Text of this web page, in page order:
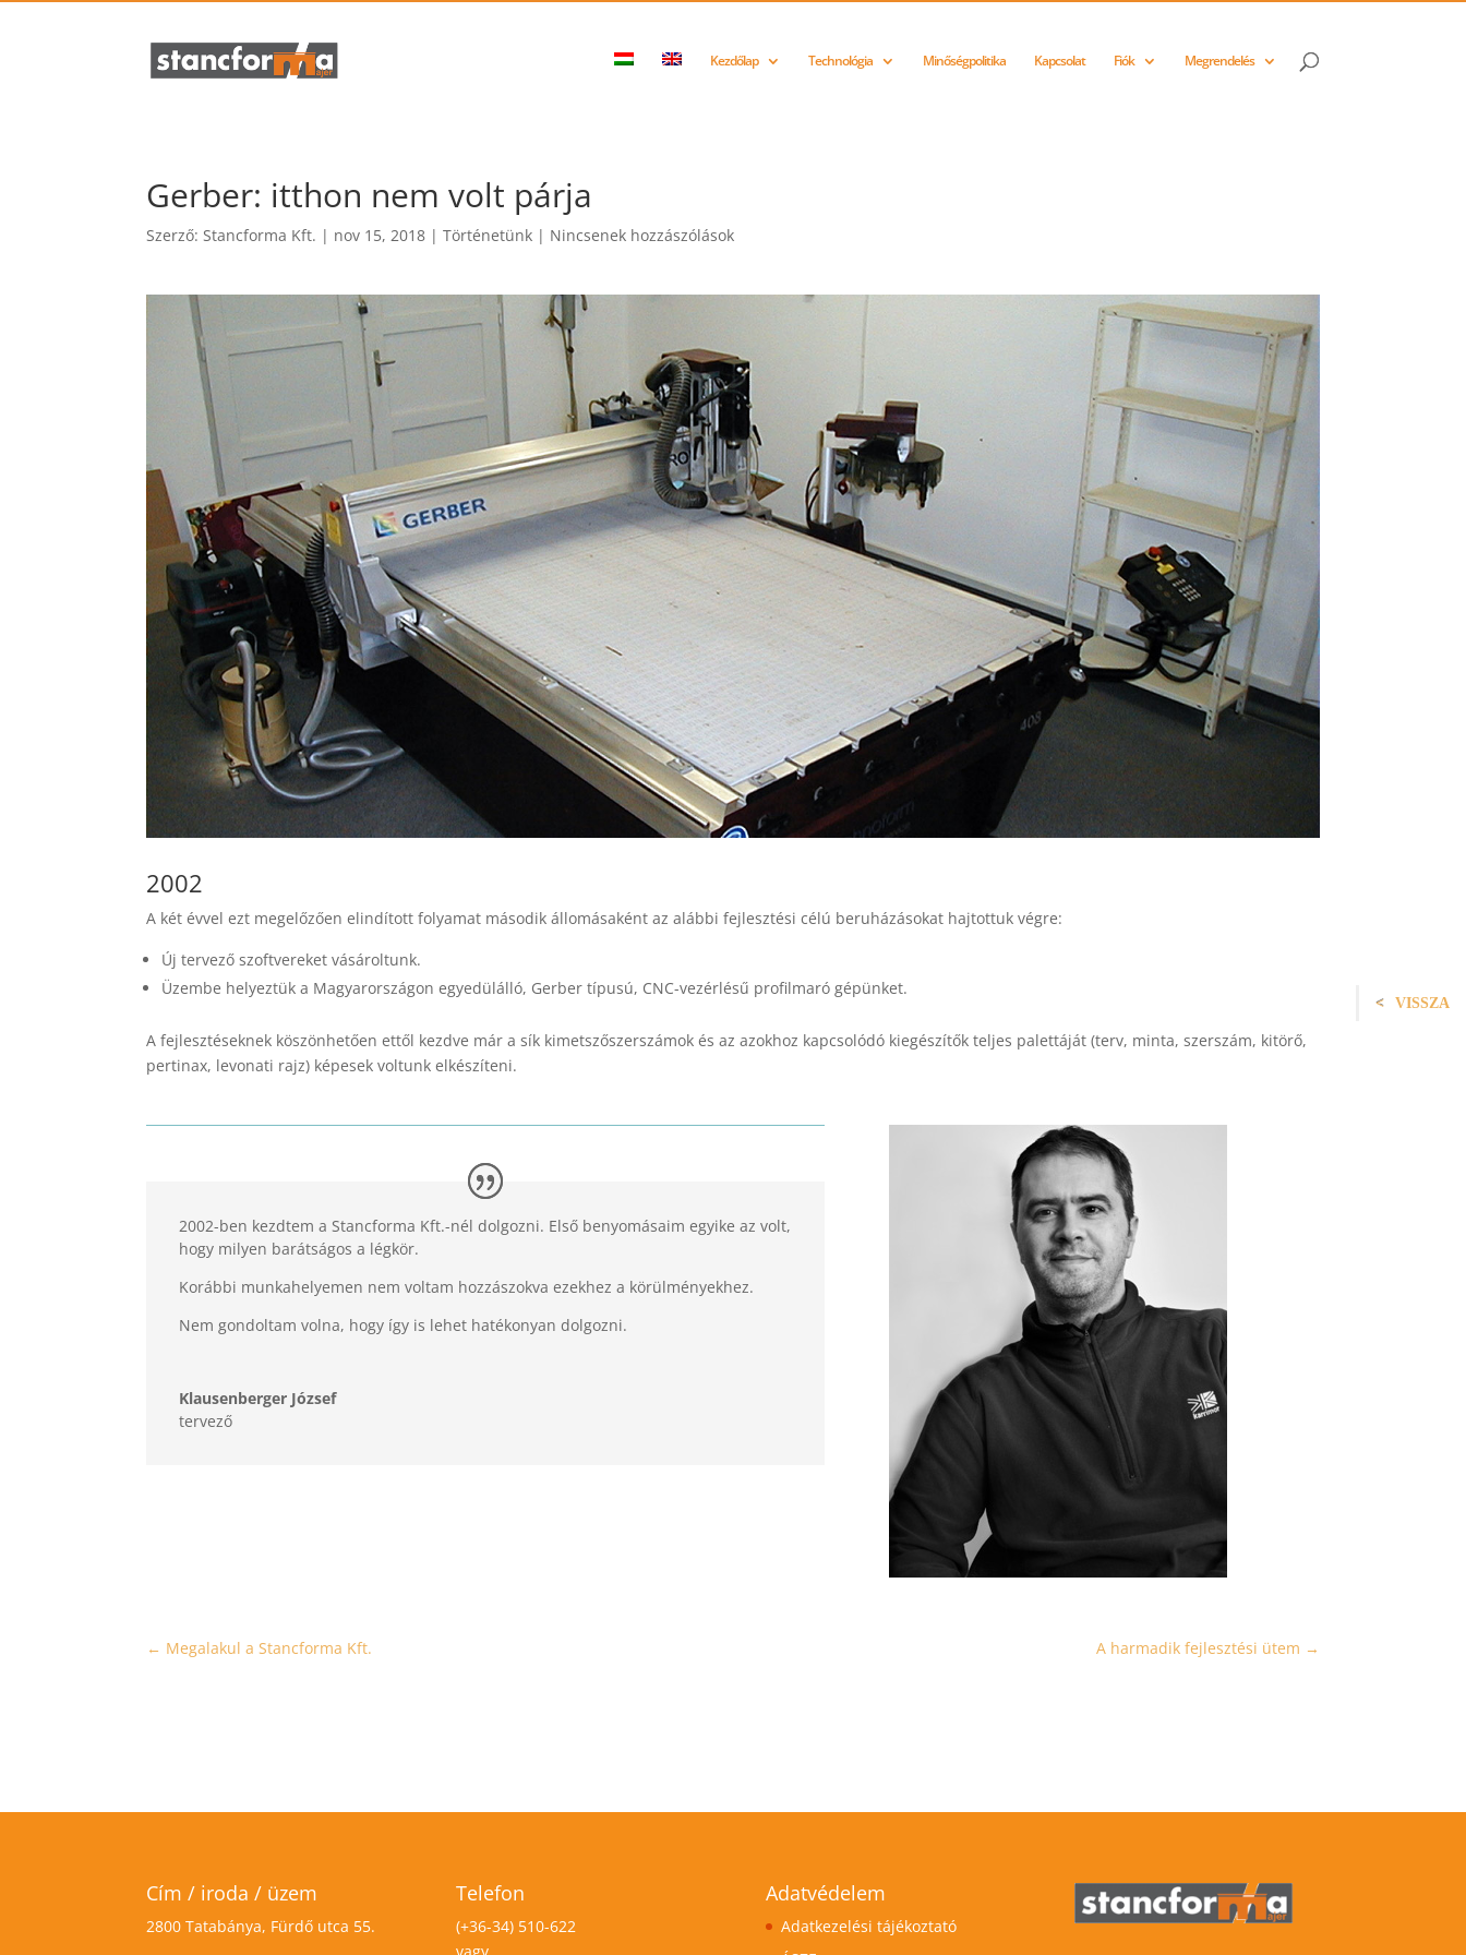
Kezdőlap Technológia Minőségpolitika Kapcsolat Fiók Megrendelés
Gerber: itthon nem volt párja
Szerző:Stancforma Kft. | nov 15, 2018 |Történetünk | Nincsenek hozzászólások
2002
A két évvel ezt megelőzően elindított folyamat második állomásaként az alábbi fejlesztési célú beruházásokat hajtottuk végre:
Új tervező szoftvereket vásároltunk.
Üzembe helyeztük a Magyarországon egyedülálló, Gerber típusú, CNC-vezérlésű profilmaró gépünket.
A fejlesztéseknek köszönhetően ettől kezdve már a sík kimetszőszerszámok és az azokhoz kapcsolódó kiegészítők teljes palettáját (terv, minta, szerszám, kitörő,
pertinax, levonati rajz) képesek voltunk elkészíteni.
2002-ben kezdtem a Stancforma Kft.-nél dolgozni. Első benyomásaim egyike az volt,
hogy milyen barátságos a légkör.
Korábbi munkahelyemen nem voltam hozzászokva ezekhez a körülményekhez.
Nem gondoltam volna, hogy így is lehet hatékonyan dolgozni.
Klausenberger József
tervező
← Megalakul a Stancforma Kft. A harmadik fejlesztési ütem →
Cím / iroda / üzem
2800 Tatabánya, Fürdő utca 55.
Telefon
(+36-34) 510-622
vagy
Adatvédelem
Adatkezelési tájékoztató
VISSZA